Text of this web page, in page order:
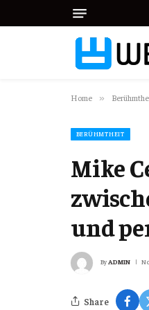
Home »
BERÜHMTHEIT
Mike
und
ByADMIN
Share